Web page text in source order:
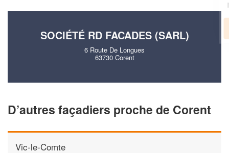
SOCIÉTÉ RD FACADES (SARL)
6 Route De Longues
63730 Corent
D’autres façadiers proche de Corent
Vic-le-Comte
En savoir plus